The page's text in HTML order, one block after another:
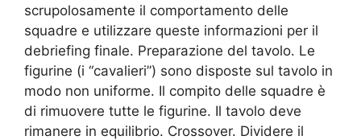
scrupolosamente il comportamento delle
squadre e utilizzare queste informazioni per il
debriefing finale. Preparazione del tavolo. Le
figurine (i “cavalieri”) sono disposte sul tavolo in
modo non uniforme. Il compito delle squadre è
di rimuovere tutte le figurine. Il tavolo deve
rimanere in equilibrio. Crossover. Dividere il